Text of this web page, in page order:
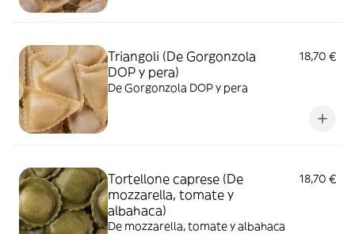
Triangoli (De Gorgonzola
DOP y pera)
18,70 €
De Gorgonzola DOP y pera
Tortellone caprese (De
mozzarella, tomate y
albahaca)
18,70 €
De mozzarella, tomate y albahaca